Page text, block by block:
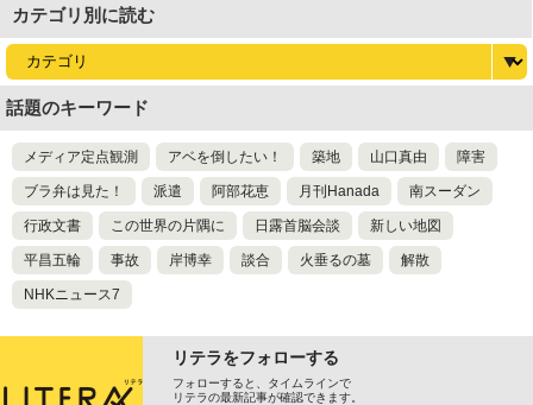
カテゴリ別に読む
話題のキーワード
メディア定点観測 アベを倒したい！ 築地 山口真由 障害
ブラ弁は見た！ 派遣 阿部花恵 月刊Hanada 南スーダン
行政文書 この世界の片隅に 日露首脳会談 新しい地図
平昌五輪 事故 岸博幸 談合 火垂るの墓 解散
NHKニュース7
リテラをフォローする
フォローすると、タイムラインで
リテラの最新記事が確認できます。